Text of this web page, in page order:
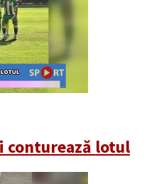
conturează lotul